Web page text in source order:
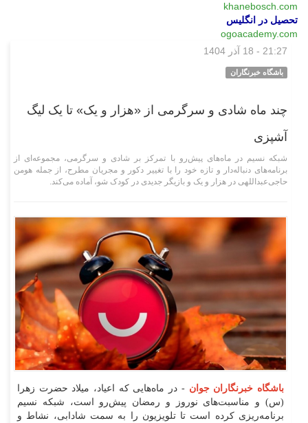
khanebosch.com
تحصیل در انگلیس
ogoacademy.com
21:27 - 18 آذر 1404
باشگاه خبرنگاران
چند ماه شادی و سرگرمی از «هزار و یک» تا یک لیگ
آشپزی
شبکه نسیم در ماه‌های پیش‌رو با تمرکز بر شادی و سرگرمی، مجموعه‌ای از
برنامه‌های دنباله‌دار و تازه خود را با تغییر دکور و مجریان مطرح، از جمله هومن
حاجی‌عبداللهی در هزار و یک و بازیگر جدیدی در کودک شو، آماده می‌کند.
باشگاه خبرنگاران جوان - در ماه‌هایی که اعیاد، میلاد حضرت زهرا
(س) و مناسبت‌های نوروز و رمضان پیش‌رو است، شبکه نسیم
برنامه‌ریزی کرده است تا تلویزیون را به سمت شادابی، نشاط و